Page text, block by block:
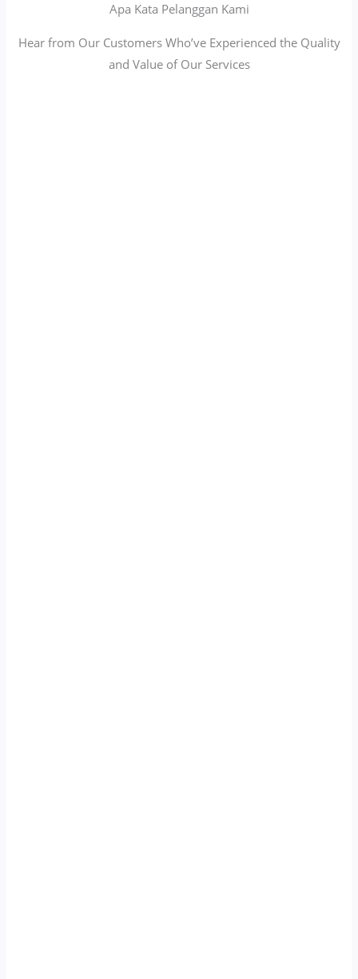
Apa Kata Pelanggan Kami
Hear from Our Customers Who’ve Experienced the Quality
and Value of Our Services